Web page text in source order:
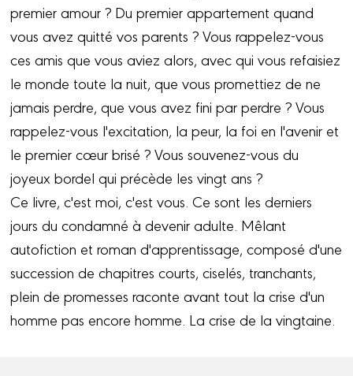
premier amour ? Du premier appartement quand
vous avez quitté vos parents ? Vous rappelez-vous
ces amis que vous aviez alors, avec qui vous refaisiez
le monde toute la nuit, que vous promettiez de ne
jamais perdre, que vous avez fini par perdre ? Vous
rappelez-vous l'excitation, la peur, la foi en l'avenir et
le premier cœur brisé ? Vous souvenez-vous du
joyeux bordel qui précède les vingt ans ?
Ce livre, c'est moi, c'est vous. Ce sont les derniers
jours du condamné à devenir adulte. Mêlant
autofiction et roman d'apprentissage, composé d'une
succession de chapitres courts, ciselés, tranchants,
plein de promesses raconte avant tout la crise d'un
homme pas encore homme. La crise de la vingtaine.